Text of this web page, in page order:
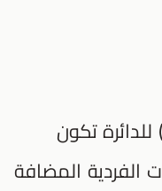
هنا تكون المحاثة الكلية، (LT) للدائرة تكون
المضافة